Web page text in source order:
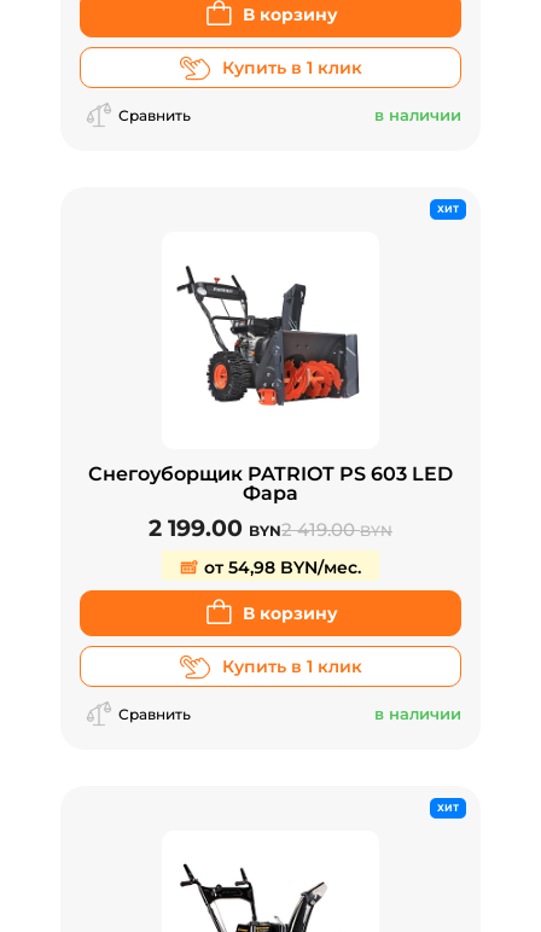
В корзину
Купить в 1 клик
Сравнить в наличии
ХИТ
Снегоуборщик PATRIOT PS 603 LED
Фара
2 199.00 BYN2 419.00BYN
от 54,98 BYN/мес.
В корзину
Купить в 1 клик
Сравнить в наличии
ХИТ